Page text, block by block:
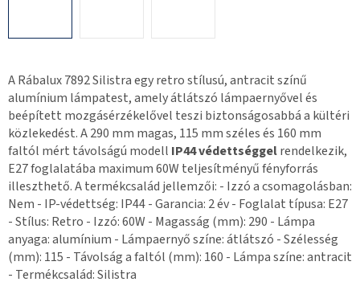
A Rábalux 7892 Silistra egy retro stílusú, antracit színű
alumínium lámpatest, amely átlátszó lámpaernyővel és
beépített mozgásérzékelővel teszi biztonságosabbá a kültéri
közlekedést. A 290 mm magas, 115 mm széles és 160 mm
faltól mért távolságú modell IP44 védettséggelrendelkezik,
E27 foglalatába maximum 60W teljesítményű fényforrás
illeszthető. A termékcsalád jellemzői: - Izzó a csomagolásban:
Nem - IP-védettség: IP44 - Garancia: 2 év - Foglalat típusa: E27
- Stílus: Retro - Izzó: 60W - Magasság (mm): 290 - Lámpa
anyaga: alumínium - Lámpaernyő színe: átlátszó - Szélesség
(mm): 115 - Távolság a faltól (mm): 160 - Lámpa színe: antracit
- Termékcsalád: Silistra